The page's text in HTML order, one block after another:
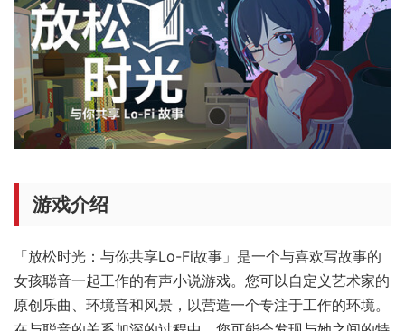
游戏介绍
「放松时光：与你共享Lo-Fi故事」是一个与喜欢写故事的
女孩聪音一起工作的有声小说游戏。您可以自定义艺术家的
原创乐曲、环境音和风景，以营造一个专注于工作的环境。